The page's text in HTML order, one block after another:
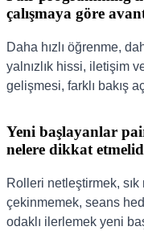
çalışmaya göre
Daha hızlı öğrenme,
yalnızlık hissi, iletişim
gelişmesi, farklı bakış
Yeni başlayanlar
nelere dikkat
Rolleri netleştirmek,
çekinmemek, seans
odaklı ilerlemek yeni